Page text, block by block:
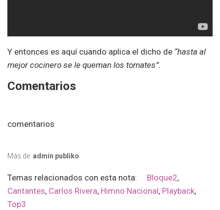
Y entonces es aquí cuando aplica el dicho de “hasta al
mejor cocinero se le queman los tomates”.
Comentarios
comentarios
Más de: admin publiko
Temas relacionados con esta nota: Bloque2,
Cantantes, Carlos Rivera, Himno Nacional, Playback,
Top3